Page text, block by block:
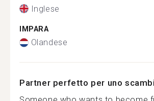
Inglese
IMPARA
Olandese
Partner perfetto per uno